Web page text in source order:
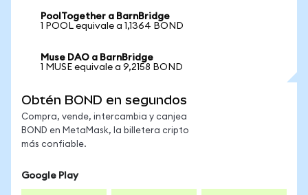
PoolTogether a BarnBridge
1 POOL equivale a 1,1364 BOND
Muse DAO a BarnBridge
1 MUSE equivale a 9,2158 BOND
Obtén BOND en segundos
Compra, vende, intercambia y canjea
BOND en MetaMask, la billetera cripto
más confiable.
Google Play